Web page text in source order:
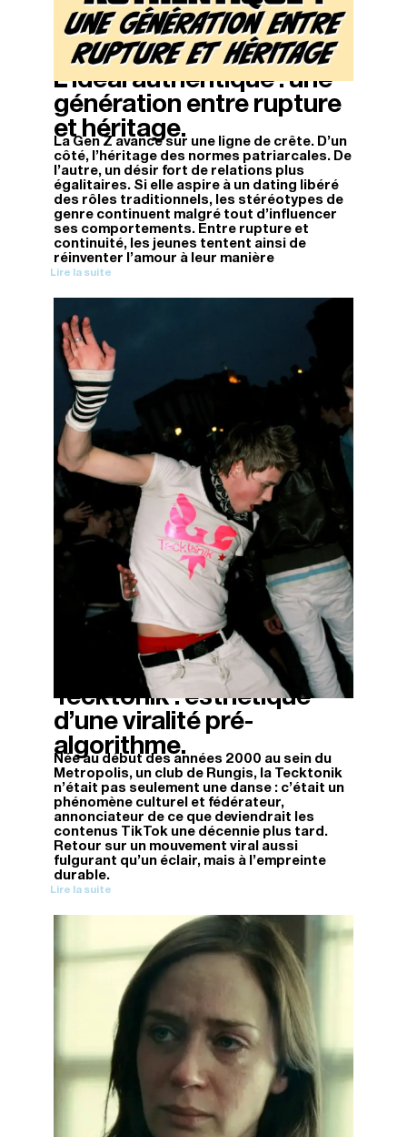
L’idéal authentique : une
génération entre rupture
et héritage.
La Gen Z avance sur une ligne de crête. D’un
côté, l’héritage des normes patriarcales. De
l’autre, un désir fort de relations plus
égalitaires. Si elle aspire à un dating libéré
des rôles traditionnels, les stéréotypes de
genre continuent malgré tout d’influencer
ses comportements. Entre rupture et
continuité, les jeunes tentent ainsi de
réinventer l’amour à leur manière
Lire la suite
Tecktonik : esthétique
d’une viralité pré-
algorithme.
Née au début des années 2000 au sein du
Metropolis, un club de Rungis, la Tecktonik
n’était pas seulement une danse : c’était un
phénomène culturel et fédérateur,
annonciateur de ce que deviendrait les
contenus TikTok une décennie plus tard.
Retour sur un mouvement viral aussi
fulgurant qu’un éclair, mais à l’empreinte
durable.
Lire la suite